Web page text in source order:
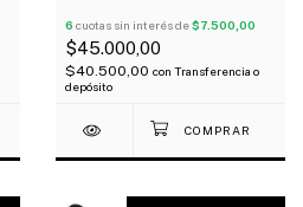
6 cuotas sin interés de$7.500,00
$45.000,00
$40.500,00 con Transferencia o
depósito